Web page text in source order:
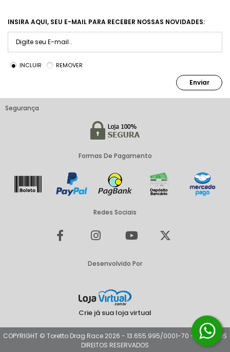
INSIRA AQUI, SEU E-MAIL PARA RECEBER NOSSAS NOVIDADES:
INCLUIR REMOVER
Enviar
Segurança
Formas De Pagamento
Redes Sociais
Desenvolvido Por
Crie já sua loja virtual
COPYRIGHT © Toretto Drag Race 2026 - 13.655.995/0001-70 - TODOS OS
DIREITOS RESERVADOS